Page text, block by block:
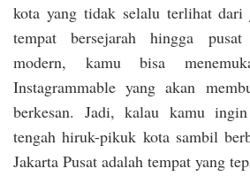
kota yang tidak selalu terlihat dari
tempat bersejarah hingga pusat
modern, kamu bisa
Instagrammable yang akan
berkesan. Jadi, kalau kamu
tengah hiruk-pikuk kota sambil
Jakarta Pusat adalah tempat yang